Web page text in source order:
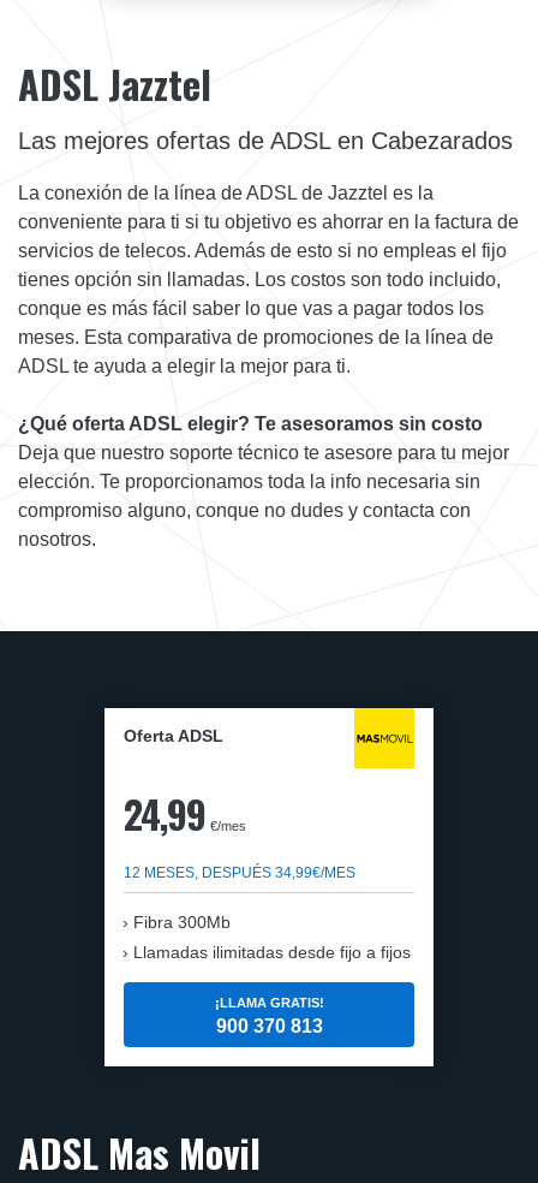
ADSL Jazztel
Las mejores ofertas de ADSL en Cabezarados
La conexión de la línea de ADSL de Jazztel es la
conveniente para ti si tu objetivo es ahorrar en la factura de
servicios de telecos. Además de esto si no empleas el fijo
tienes opción sin llamadas. Los costos son todo incluido,
conque es más fácil saber lo que vas a pagar todos los
meses. Esta comparativa de promociones de la línea de
ADSL te ayuda a elegir la mejor para ti.
¿Qué oferta ADSL elegir? Te asesoramos sin costo
Deja que nuestro soporte técnico te asesore para tu mejor
elección. Te proporcionamos toda la info necesaria sin
compromiso alguno, conque no dudes y contacta con
nosotros.
Oferta ADSL
24,99 €/mes
12 MESES, DESPUÉS 34,99€/MES
Fibra 300Mb
Llamadas ilimitadas desde fijo a fijos
¡LLAMA GRATIS!
900 370 813
ADSL Mas Movil